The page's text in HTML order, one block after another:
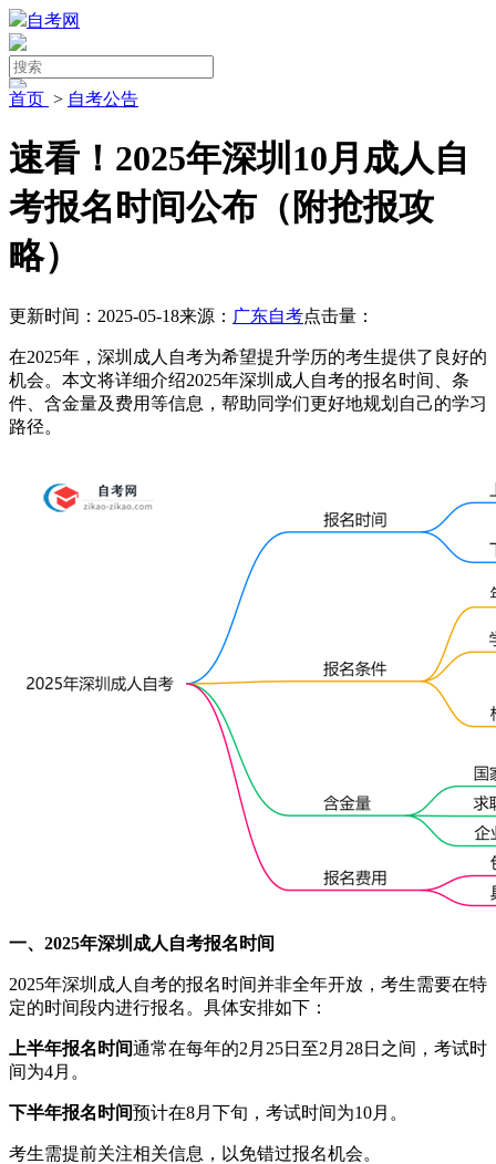
自考网
首页 > 自考公告
速看！2025年深圳10月成人自
考报名时间公布（附抢报攻
略）
更新时间：2025-05-18来源： 广东自考点击量：
在2025年，深圳成人自考为希望提升学历的考生提供了良好的
机会。本文将详细介绍2025年深圳成人自考的报名时间、条
件、含金量及费用等信息，帮助同学们更好地规划自己的学习
路径。
一、2025年深圳成人自考报名时间
2025年深圳成人自考的报名时间并非全年开放，考生需要在特
定的时间段内进行报名。具体安排如下：
上半年报名时间通常在每年的2月25日至2月28日之间，考试时
间为4月。
下半年报名时间预计在8月下旬，考试时间为10月。
考生需提前关注相关信息，以免错过报名机会。